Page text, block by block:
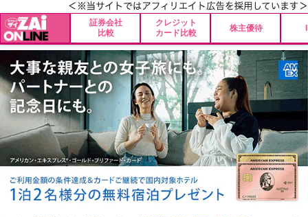
証券会社
比較
クレジット
カード比較
株主優待